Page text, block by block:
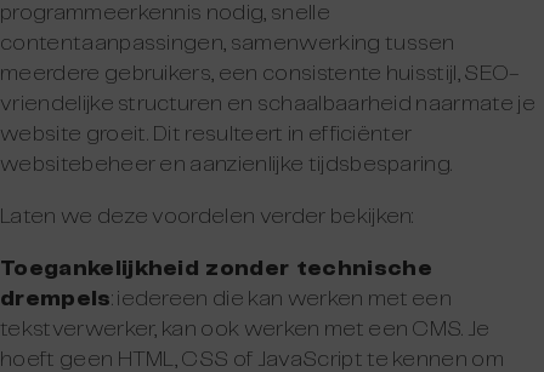
programmeerkennis nodig, snelle
contentaanpassingen, samenwerking tussen
meerdere gebruikers, een consistente huisstijl, SEO-
vriendelijke structuren en schaalbaarheid naarmate je
website groeit. Dit resulteert in efficiënter
websitebeheer en aanzienlijke tijdsbesparing.
Laten we deze voordelen verder bekijken:
Toegankelijkheid zonder technische
drempels: iedereen die kan werken met een
tekstverwerker, kan ook werken met een CMS. Je
hoeft geen HTML, CSS of JavaScript te kennen om